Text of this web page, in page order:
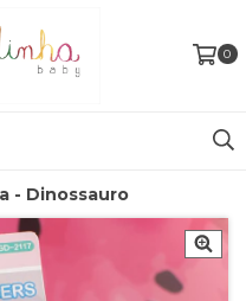
0
- Dinossauro